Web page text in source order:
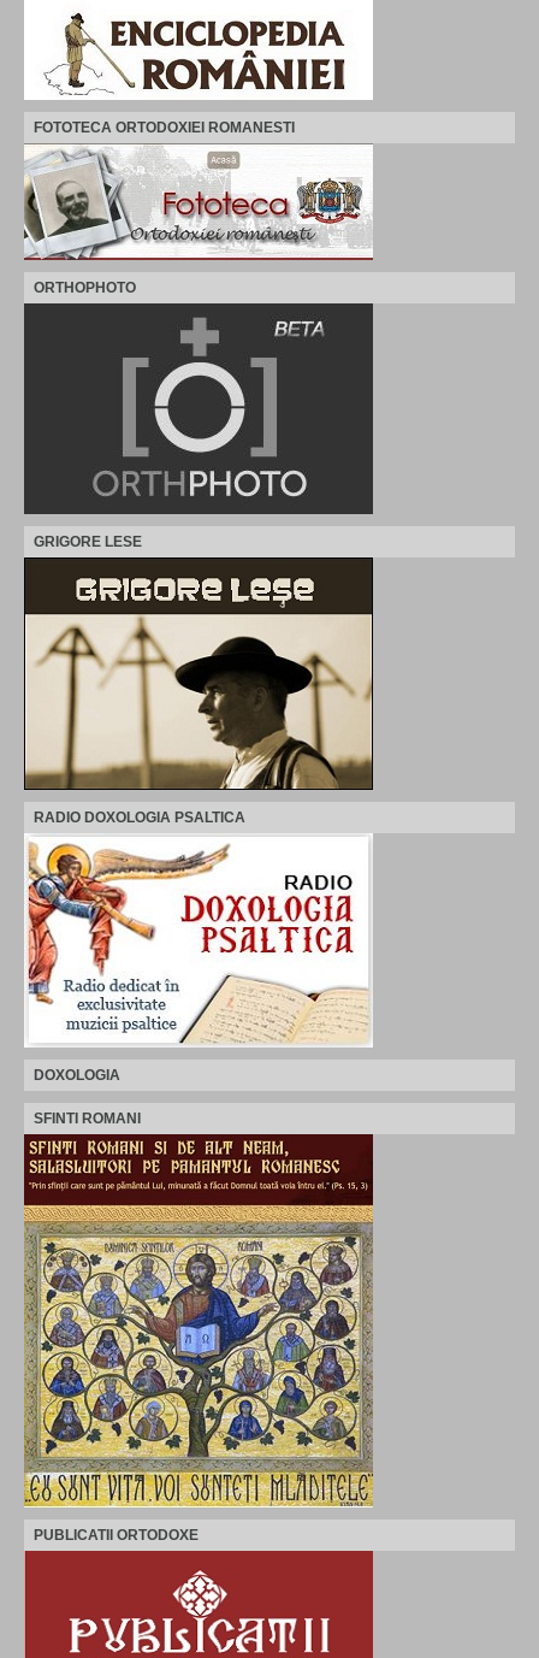
FOTOTECA ORTODOXIEI ROMANESTI
ORTHOPHOTO
GRIGORE LESE
RADIO DOXOLOGIA PSALTICA
DOXOLOGIA
SFINTI ROMANI
PUBLICATII ORTODOXE